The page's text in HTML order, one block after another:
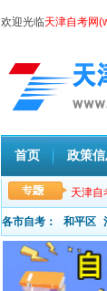
欢迎光临天津自考网
首页 政策信
天津自
各市自考： 和平区